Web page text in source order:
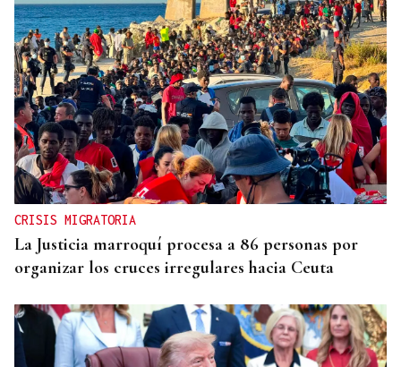
CRISIS MIGRATORIA
La Justicia marroquí procesa a 86 personas por
organizar los cruces irregulares hacia Ceuta